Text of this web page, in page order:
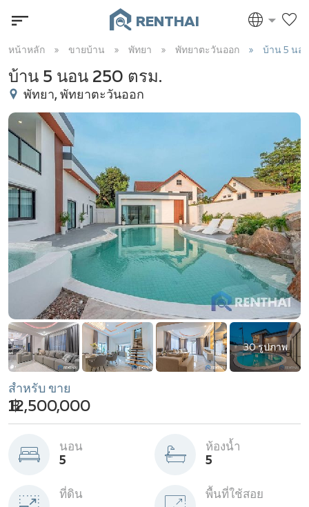
RENTHAI
หน้าหลัก ขายบ้าน พัทยา พัทยาตะวันออก บ้าน 5 นอ
บ้าน 5 นอน 250 ตรม.
พัทยา, พัทยาตะวันออก
30 รูปภาพ
สำหรับ ขาย
฿ 12,500,000
นอน
5
ห้องน้ำ
5
ที่ดิน
พื้นที่ใช้สอย